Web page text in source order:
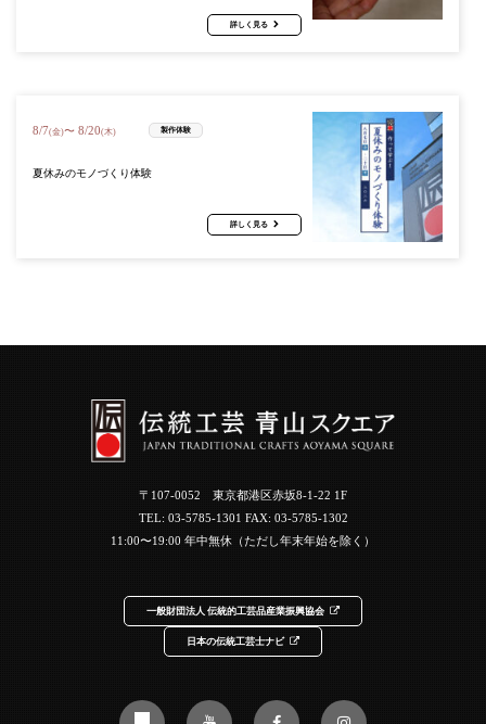
詳しく見る
8/7(金)〜 8/20(木) 製作体験
夏休みのモノづくり体験
詳しく見る
〒107-0052 東京都港区赤坂8-1-22 1F
TEL: 03-5785-1301 FAX: 03-5785-1302
11:00〜19:00 年中無休（ただし年末年始を除く）
一般財団法人 伝統的工芸品産業振興協会
日本の伝統工芸士ナビ